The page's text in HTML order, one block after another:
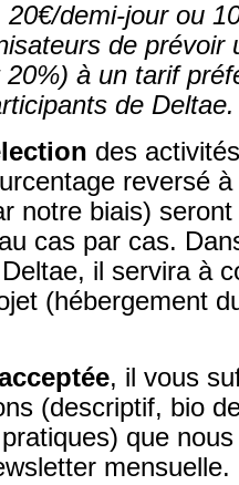
demi-jour ou
de prévoir
à un tarif
de
des
reversé
notre biais)
cas par cas.
il servira à
(hébergement
, il vous
(descriptif, bio
que
mensuelle.